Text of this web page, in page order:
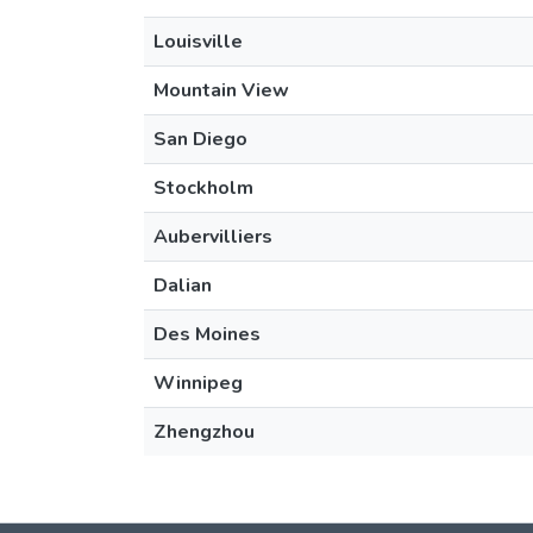
Louisville
Mountain View
San Diego
Stockholm
Aubervilliers
Dalian
Des Moines
Winnipeg
Zhengzhou